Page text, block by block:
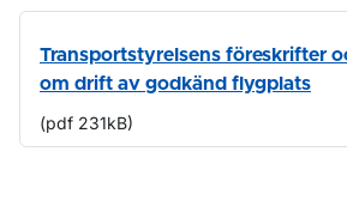
Transportstyrelsens föreskrifter
om drift av godkänd flygplats
(pdf 231kB)